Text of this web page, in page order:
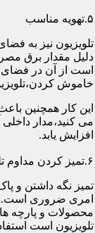
۵.تهویه مناسب
تلویزیون نیز به
دلیل مقدار برق
است از آن در فضای
خاموش
این کار همچنین
می کنید،مدار
افزایش یابد.
۶.تمیز کردن مداوم تلویزیون
تمیز نگه داشتن و
امری ضروری
محصولات و پارچه
تلویزیون است